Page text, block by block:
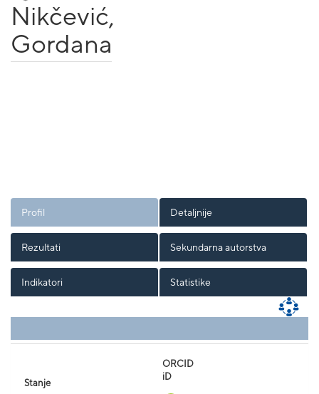
Nikčević,
Gordana
Profil Detaljnije
Rezultati Sekundarna autorstva
Indikatori Statistike
Stanje
ORCID
iD